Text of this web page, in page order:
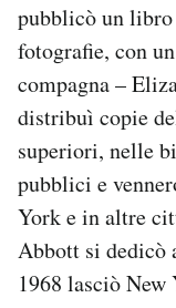
pubblicò un libro
fotografie, con
compagna –
distribuì copie
superiori, nelle
pubblici e
York e in altre
Abbott si dedicò
1968 lasciò